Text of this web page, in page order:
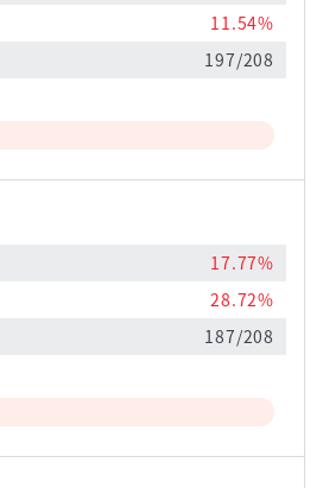
11.54%
197/208
17.77%
28.72%
187/208